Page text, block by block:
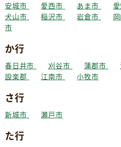
安城市 愛西市 あま市
犬山市
稲沢市 岩倉市
市
か行
春日井市 刈谷市 蒲郡市
設楽郡
江南市 小牧市
さ行
新城市 瀬戸市
た行